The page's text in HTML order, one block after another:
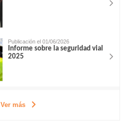
Publicación el 01/06/2026
Informe sobre la seguridad vial
2025
Ver más